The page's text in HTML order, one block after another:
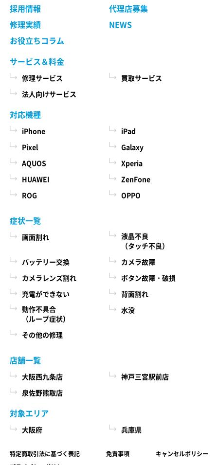
だくために、氏名、住所、連絡先、支払方法な
どの登録情報、利用されたサービスや購入され
た商品、およびそれらの代金などに関する情報
を表示する目的
ユーザーにお知らせや連絡をするためにメール
アドレスを利用する場合やユーザーに商品を送
付したり必要に応じて連絡したりするため、氏
名や住所などの連絡先情報を利用する目的
ユーザーの本人確認を行うために、氏名、生年
月日、住所、電話番号、銀行口座番号、クレジ
ットカード番号、運転免許証番号、配達証明付
き郵便の到達結果などの情報を利用する目的
ユーザーに代金を請求するために、購入された
商品名や数量、利用されたサービスの種類や期
号やクレジットカード番号などの支払に関する
情報などを利用する目的
ユーザーが簡便にデータを入力できるようにす
るために、当社に登録されている情報を入力画
面に表示させたり、ユーザーのご指示に基づい
て他のサービスなど（提携先が提供するものも
含みます）に転送したりする目的
代金の支払を遅滞したり第三者に損害を発生さ
したユーザーや、不正・不当な目的でサービス
を利用しようとするユーザーの利用をお断りす
るために、利用態様、氏名や住所など個人を特
定するための情報を利用する目的
ユーザーからのお問い合わせに対応するため
に、お問い合わせ内容や代金の請求に関する情
報など当社がユーザーに対してサービスを提供
するにあたって必要となる情報や、ユーザーの
サービス利用状況、連絡先情報などを利用する
第４条 修理の手続き
本規約に基づき当社が行う修理は、当社各店舗、
当社ホームページでご確認ください。 当社が修理
依頼品をお預かりする前に、お客様により修理依
頼品に取り付けられた記録媒体、SIMカード、ケー
ス、その他一切のもの（以下「付加物」としま
す）を修理依頼品から取り外してください。 な
お、修理依頼品に付加物が取り付けられた状態
で、お客様が修理依頼品を当社にお引渡しされた
場合、当社は、修理の過程で、付加物に生じうる
汚損、破損、紛失その他付加物に関連して生じう
る一切の損害につき責任を負いかねます。
第５条 料金について
本サービスの料金（修理料金、その他の費用を含
み、以下「サービス料金」と言います）は当社規
社各店舗、当社ホームページでも確認することが
できますが、状況、条件により実際の料金が異な
る場合がございますので、本サービスをご依頼の
際に、必ず当社各店舗へお問い合わせください。
第６条 修理部品の取扱い
本サービスで使用する交換部品は、互換製品とな
ります。 本サービスの提供による部品交換の際に
取り外した修理依頼品の部品をリサイクルや分析
などのために、当社の任意の判断で回収させてい
ただく場合があります。 回収した部品は当社の所
は廃棄等を行いますので、あらかじめご了承くだ
さい。
第７条 修理保証について
当社がおこなった修理において、修理完了日（当
社所定の処理が完了し、修理依頼品をお客様に引
品)または3ヶ月以内(その他の修理対応)に修理依頼
採用情報
代理店募集
修理実績
NEWS
お役立ちコラム
サービス＆料金
修理サービス
買取サービス
法人向けサービス
対応機種
iPhone
iPad
Pixel
Galaxy
AQUOS
Xperia
HUAWEI
ZenFone
ROG
OPPO
症状一覧
画面割れ
液晶不良
（タッチ不良）
バッテリー交換
カメラ故障
カメラレンズ割れ
ボタン故障・破損
充電ができない
背面割れ
動作不具合
（ループ症状）
水没
その他の修理
店舗一覧
大阪西九条店
神戸三宮駅前店
泉佐野熊取店
対象エリア
大阪府 兵庫県
特定商取引法に基づく表記 免責事項
キャンセルポリシー